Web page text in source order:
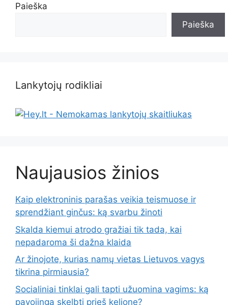
Paieška
Paieška
Lankytojų rodikliai
Naujausios žinios
Kaip elektroninis parašas veikia teismuose ir
sprendžiant ginčus: ką svarbu žinoti
Skalda kiemui atrodo gražiai tik tada, kai
nepadaroma ši dažna klaida
Ar žinojote, kurias namų vietas Lietuvos vagys
tikrina pirmiausia?
Socialiniai tinklai gali tapti užuomina vagims: ką
pavojinga skelbti prieš kelionę?